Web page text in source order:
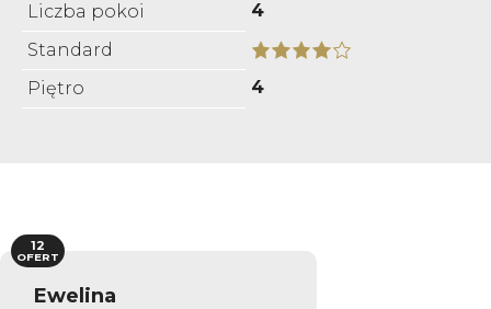
Liczba pokoi
4
Standard
Piętro
4
Ewelina
12
OFERT